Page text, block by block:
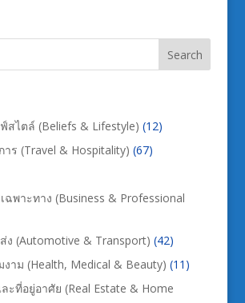
สไตล์ (Beliefs & Lifestyle) (12)
าร (Travel & Hospitality) (67)
ฉพาะทาง (Business & Professional
(Automotive & Transport) (42)
าม (Health, Medical & Beauty) (11)
ะที่อยู่อาศัย (Real Estate & Home